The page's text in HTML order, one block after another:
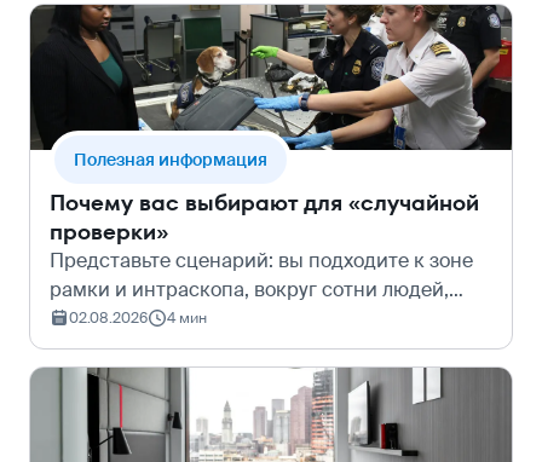
проходите по тем самым мощёным улочкам,
гд…
Полезная информация
Почему вас выбирают для «случайной
проверки»
Представьте сценарий: вы подходите к зоне
рамки и интраскопа, вокруг сотни людей,
спешащих на свои рейсы, но сотрудники
службы безопасности выхватывают взглядом
именно вас. «Серьёзный разговор», допол…
02.08.2026 4 мин